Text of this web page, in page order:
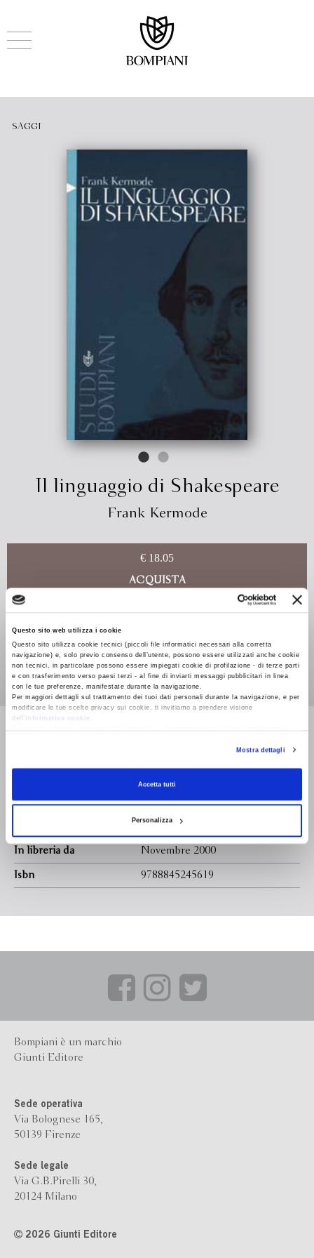
Questo sito web utilizza i cookie
Questo sito utilizza cookie tecnici (piccoli file informatici necessari alla corretta
navigazione) e, solo previo consenso dell’utente, possono essere utilizzati anche cookie
non tecnici, in particolare possono essere impiegati cookie di profilazione - di terze parti
e con trasferimento verso paesi terzi - al fine di inviarti messaggi pubblicitari in linea
con le tue preferenze, manifestate durante la navigazione.
Per maggiori dettagli sul trattamento dei tuoi dati personali durante la navigazione, e per
modificare le tue scelte privacy sui cookie, ti invitiamo a prendere visione
dell’
informativa cookie
RevocaMostra dettagli
Accetta tutti
Personalizza
SAGGI
Il linguaggio di Shakespeare
Frank Kermode
€ 18.05
ACQUISTA
riflessioni su Shakespeare inteso, più come drammaturgo,
come poeta, ossia come creatore di linguaggio. Secondo
Kermode, l'opera di Shakespeare si articola in tre grandi
periodi: quello iniziale (i drammi storici) in cui il verso
drammatico ha una marcata qualità declamatoria; il secondo,
a partire dal 'Giulio Cesare', in cui la scrittura si fa più
Legatura
In libreria da Novembre 2000
Isbn 9788845245619
Bompiani è un marchio
Giunti Editore
Sede operativa
Via Bolognese 165,
50139 Firenze
Sede legale
Via G.B.Pirelli 30,
20124 Milano
2026 Giunti Editore